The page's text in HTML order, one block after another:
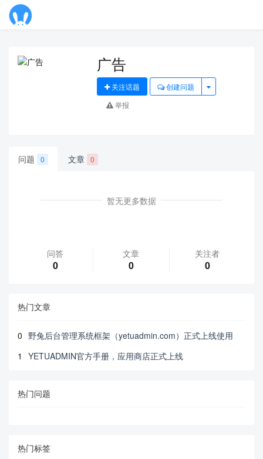
广告
关注话题
创建问题
举报
问题 0 文章 0
暂无更多数据
问答
0
文章
0
关注者
0
热门文章
0 野兔后台管理系统框架（yetuadmin.com）正式上线使用
1
YETUADMIN官方手册，应用商店正式上线
热门问题
热门标签